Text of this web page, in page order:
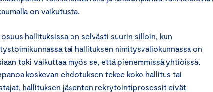
on vaikutusta.
osuus hallituksissa on selvästi suurin silloin, kun
tai hallituksen nimitysvaliokunnassa on
toki vaikuttaa myös se, että pienemmissä yhtiöissä,
koskevan ehdotuksen tekee koko hallitus tai
hallituksen jäsenten rekrytointiprosessit eivät